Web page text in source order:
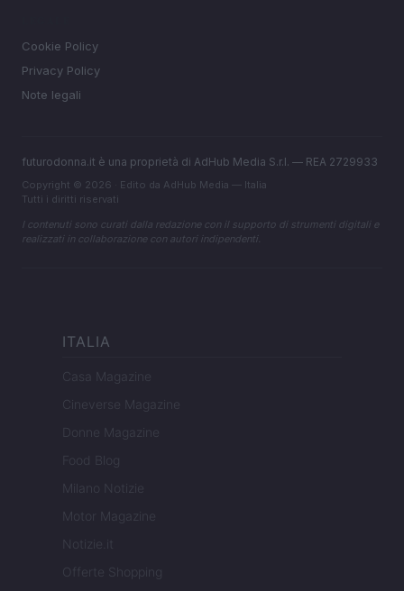
Cookie Policy
Privacy Policy
Note legali
futurodonna.it è una proprietà di AdHub Media S.r.l. — REA 2729933
Copyright © 2026 · Edito da AdHub Media — Italia
Tutti i diritti riservati
I contenuti sono curati dalla redazione con il supporto di strumenti digitali e
realizzati in collaborazione con autori indipendenti.
ITALIA
Casa Magazine
Cineverse Magazine
Donne Magazine
Food Blog
Milano Notizie
Motor Magazine
Notizie.it
Offerte Shopping